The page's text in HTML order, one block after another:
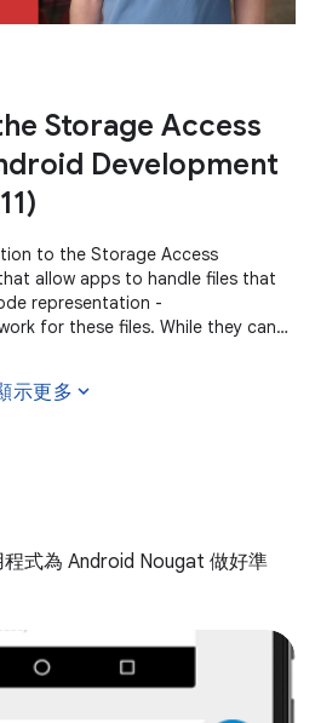
Storage Access
Development
to the Storage Access
allow apps to handle files that
representation -
for these files. While they can
示更多 expand_more
式為 Android Nougat 做好準